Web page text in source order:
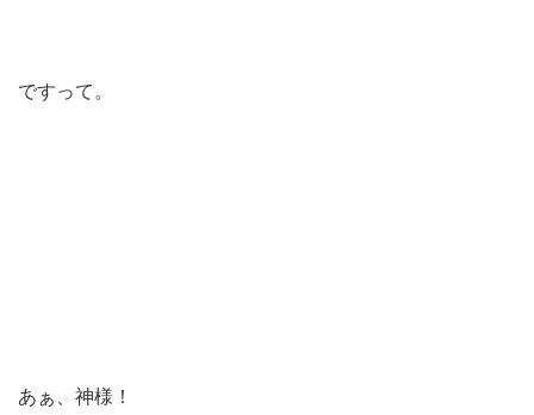
ですって。
あぁ、神様！